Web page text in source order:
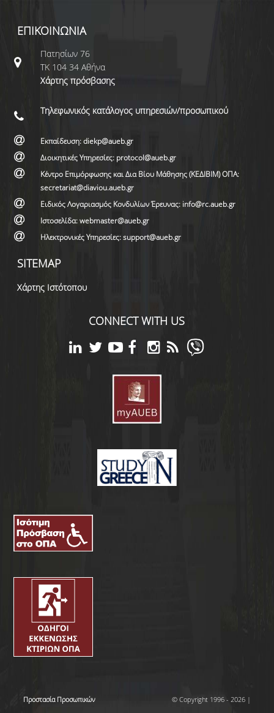
ΕΠΙΚΟΙΝΩΝΙΑ
Πατησίων 76
ΤΚ 104 34 Αθήνα
Χάρτης πρόσβασης
Τηλεφωνικός κατάλογος υπηρεσιών/προσωπικού
Εκπαίδευση: diekp@aueb.gr
Διοικητικές Υπηρεσίες: protocol@aueb.gr
Κέντρο Επιμόρφωσης και Δια Βίου Μάθησης (ΚΕΔΙΒΙΜ) ΟΠΑ:
secretariat@diaviou.aueb.gr
Ειδικός Λογαριασμός Κονδυλίων Έρευνας: info@rc.aueb.gr
Ιστοσελίδα: webmaster@aueb.gr
Ηλεκτρονικές Υπηρεσίες: support@aueb.gr
SITEMAP
Χάρτης Ιστότοπου
CONNECT WITH US
Προστασία Προσωπικών © Copyright 1996 - 2026 |